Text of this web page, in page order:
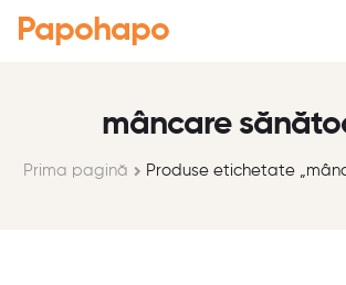
Papohapo
mâncare
Prima pagină Produse etichetate